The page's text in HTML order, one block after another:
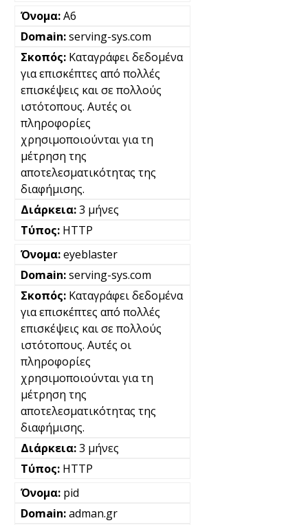
A6
serving-sys.com
Καταγράφει δεδομένα
για επισκέπτες από πολλές
επισκέψεις και σε πολλούς
ιστότοπους. Αυτές οι
πληροφορίες
χρησιμοποιούνται για τη
μέτρηση της
αποτελεσματικότητας της
διαφήμισης.
3 μήνες
HTTP
eyeblaster
serving-sys.com
Καταγράφει δεδομένα
για επισκέπτες από πολλές
επισκέψεις και σε πολλούς
ιστότοπους. Αυτές οι
πληροφορίες
χρησιμοποιούνται για τη
μέτρηση της
αποτελεσματικότητας της
διαφήμισης.
3 μήνες
HTTP
pid
adman.gr